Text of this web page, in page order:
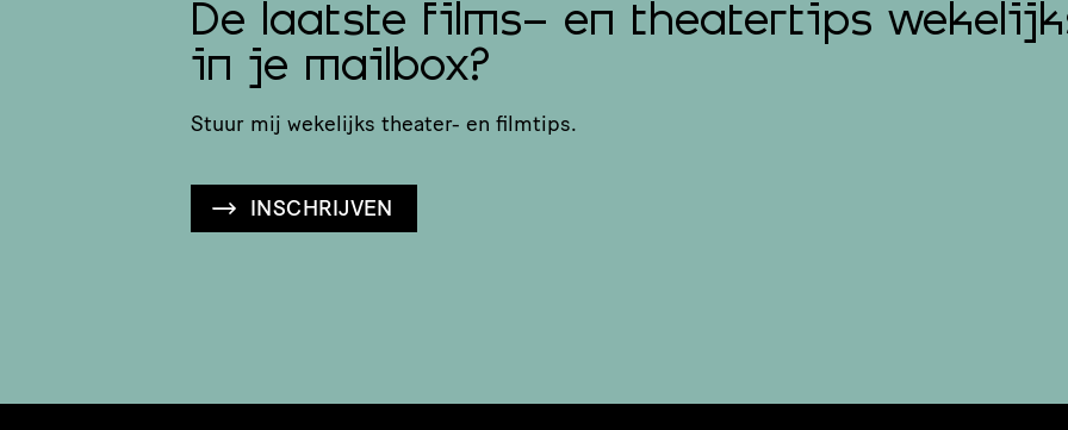
De laatste films- en theatertips
in je mailbox?
Stuur mij wekelijks theater- en filmtips.
INSCHRIJVEN